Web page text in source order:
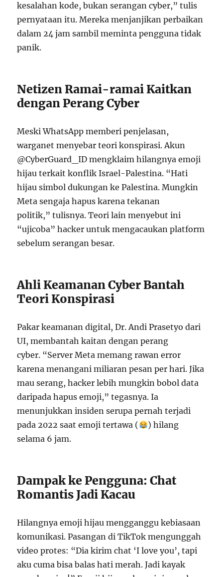
kesalahan kode, bukan serangan cyber,” tulis
pernyataan itu. Mereka menjanjikan perbaikan
dalam 24 jam sambil meminta pengguna tidak
panik.
Netizen Ramai-ramai Kaitkan
dengan Perang Cyber
Meski WhatsApp memberi penjelasan,
warganet menyebar teori konspirasi. Akun
@CyberGuard_ID mengklaim hilangnya emoji
hijau terkait konflik Israel-Palestina. “Hati
hijau simbol dukungan ke Palestina. Mungkin
Meta sengaja hapus karena tekanan
politik,” tulisnya. Teori lain menyebut ini
“ujicoba” hacker untuk mengacaukan platform
sebelum serangan besar.
Ahli Keamanan Cyber Bantah
Teori Konspirasi
Pakar keamanan digital, Dr. Andi Prasetyo dari
UI, membantah kaitan dengan perang
cyber. “Server Meta memang rawan error
karena menangani miliaran pesan per hari. Jika
mau serang, hacker lebih mungkin bobol data
daripada hapus emoji,” tegasnya. Ia
menunjukkan insiden serupa pernah terjadi
pada 2022 saat emoji tertawa (
) hilang
selama 6 jam.
Dampak ke Pengguna: Chat
Romantis Jadi Kacau
Hilangnya emoji hijau mengganggu kebiasaan
komunikasi. Pasangan di TikTok mengunggah
video protes: “Dia kirim chat ‘I love you’, tapi
aku cuma bisa balas hati merah. Jadi kayak